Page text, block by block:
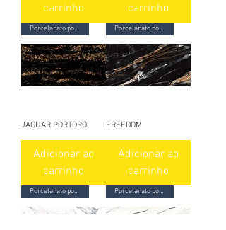
carrinho
carrinho
Porcelanato polido
JAGUAR PORTORO
Adicionar ao
carrinho
Porcelanato polido
FREEDOM
Adicionar ao
carrinho
Porcelanato polido Porcelanato polido